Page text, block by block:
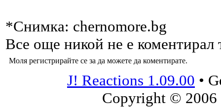
*Снимка: chernomore.bg
Все още никой не е коментирал
Моля регистрирайте се за да можете да коментирате.
J! Reactions 1.09.00 •
Copyright © 2006